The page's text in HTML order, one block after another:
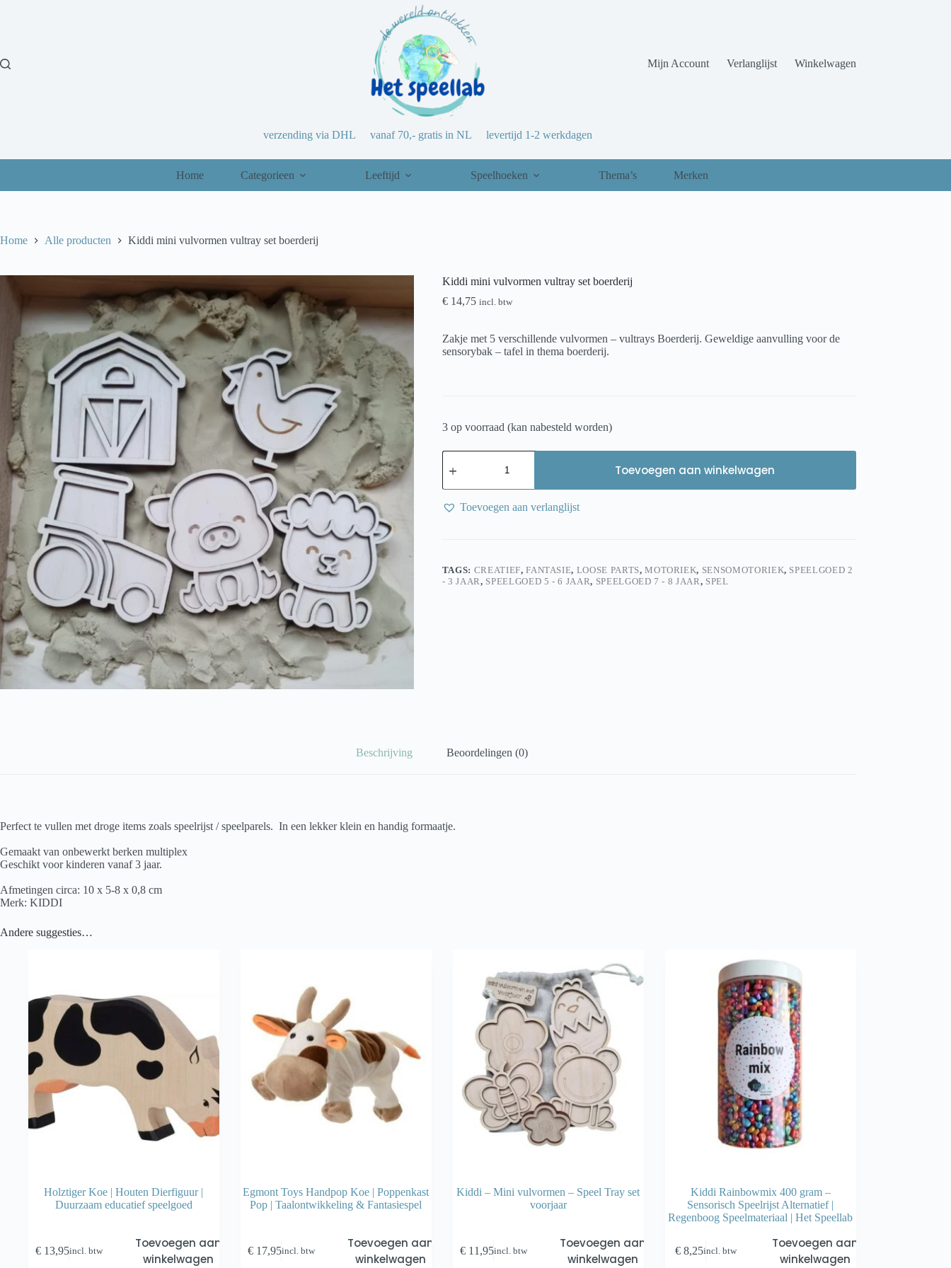
Mijn Account
Verlanglijst Winkelwagen
verzending via DHL vanaf 70,- gratis in NL levertijd 1-2 werkdagen
Home Categorieen Leeftijd Speelhoeken Thema’s Merken
Home Alle producten Kiddi mini vulvormen vultray set boerderij
Kiddi mini vulvormen vultray set boerderij
€14,75 incl. btw
Zakje met 5 verschillende vulvormen – vultrays Boerderij. Geweldige aanvulling voor de
sensorybak – tafel in thema boerderij.
3 op voorraad (kan nabesteld worden)
Kiddi
mini
vultray
set
boerderij
Toevoegen aan winkelwagen
Toevoegen aan verlanglijst
TAGS: CREATIEF,FANTASIE, LOOSE PARTS,MOTORIEK, SENSOMOTORIEK, SPEELGOED 2
- 3 JAAR, SPEELGOED 5 - 6 JAAR, SPEELGOED 7 - 8 JAAR, SPEL
Beschrijving Beoordelingen (0)
Perfect te vullen met droge items zoals speelrijst / speelparels. In een lekker klein en handig formaatje.
Gemaakt van onbewerkt berken multiplex
Geschikt voor kinderen vanaf 3 jaar.
Afmetingen circa: 10 x 5-8 x 0,8 cm
Merk: KIDDI
Andere suggesties…
Holztiger Koe | Houten Dierfiguur |
Duurzaam educatief speelgoed
€13,95incl. btw
Toevoegen aan
winkelwagen
Egmont Toys Handpop Koe | Poppenkast
Pop | Taalontwikkeling & Fantasiespel
€17,95incl. btw
Toevoegen aan
winkelwagen
Kiddi – Mini vulvormen – Speel Tray set
voorjaar
€11,95incl. btw
Toevoegen aan
winkelwagen
Kiddi Rainbowmix 400 gram –
Sensorisch Speelrijst Alternatief |
Regenboog Speelmateriaal | Het Speellab
€8,25incl. btw
Toevoegen aan
winkelwagen